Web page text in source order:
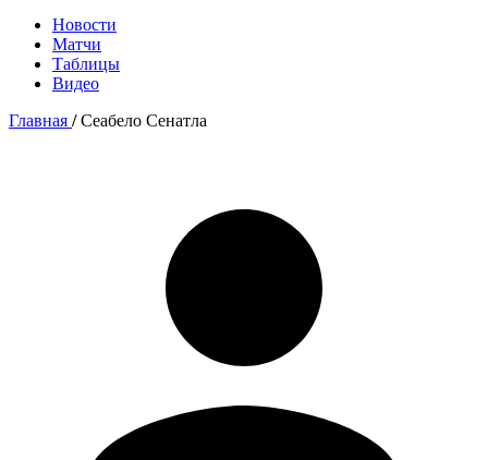
Новости
Матчи
Таблицы
Видео
Главная / Сеабело Сенатла